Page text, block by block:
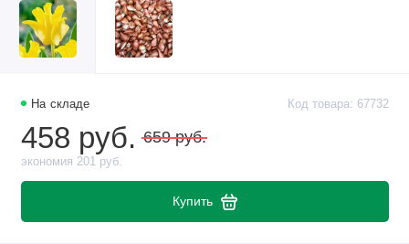
На складе Код товара: 67732
458 руб. 659 руб.
экономия 201 руб.
Купить